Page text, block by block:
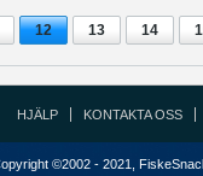
12 13 14
HJÄLP KONTAKTA OSS
©2002 - 2021,